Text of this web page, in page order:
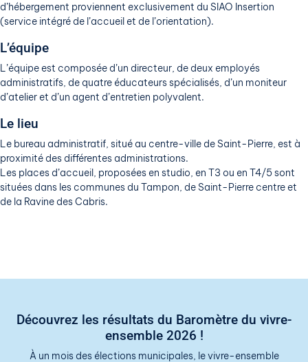
d’hébergement proviennent exclusivement du SIAO Insertion
(service intégré de l’accueil et de l’orientation).
L’équipe
L’équipe est composée d’un directeur, de deux employés
administratifs, de quatre éducateurs spécialisés, d’un moniteur
d’atelier et d’un agent d’entretien polyvalent.
Le lieu
Le bureau administratif, situé au centre-ville de Saint-Pierre, est à
proximité des différentes administrations.
Les places d’accueil, proposées en studio, en T3 ou en T4/5 sont
situées dans les communes du Tampon, de Saint-Pierre centre et
de la Ravine des Cabris.
Découvrez les résultats du Baromètre du vivre-
ensemble 2026 !
À un mois des élections municipales, le vivre-ensemble